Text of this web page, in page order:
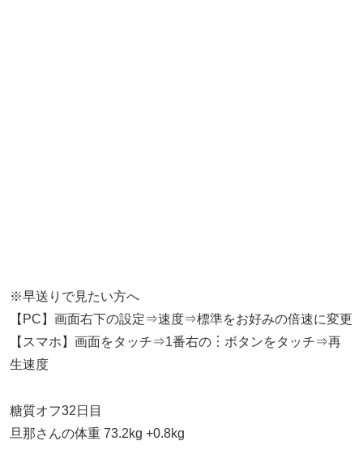
※早送りで見たい方へ
【PC】画面右下の設定⇒速度⇒標準をお好みの倍速に変更
【スマホ】画面をタッチ⇒1番右の︙ボタンをタッチ⇒再
生速度
糖質オフ32日目
旦那さんの体重 73.2kg +0.8kg